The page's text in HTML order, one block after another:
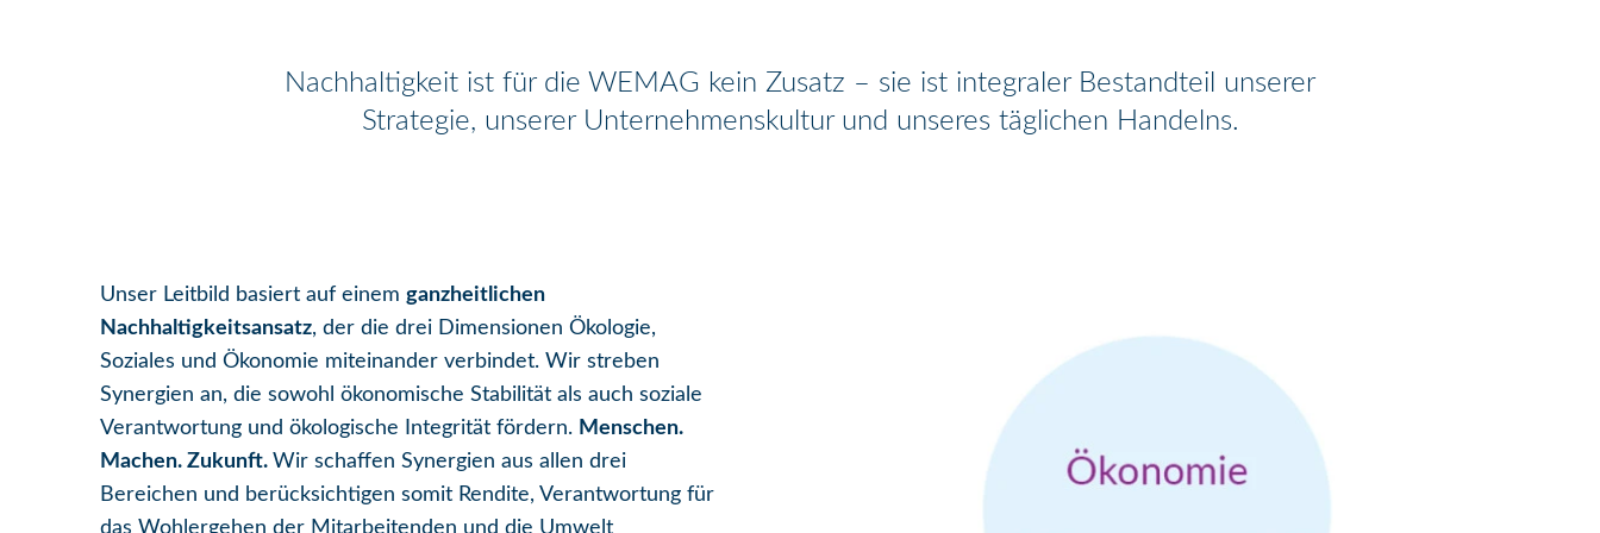
Nachhaltigkeit ist für die WEMAG kein Zusatz – sie ist integraler Bestandteil unserer
Strategie, unserer Unternehmenskultur und unseres täglichen Handelns.
Unser Leitbild basiert auf einem ganzheitlichen
Nachhaltigkeitsansatz, der die drei Dimensionen Ökologie,
Soziales und Ökonomie miteinander verbindet. Wir streben
Synergien an, die sowohl ökonomische Stabilität als auch soziale
Verantwortung und ökologische Integrität fördern. Menschen.
Machen. Zukunft. Wir schaffen Synergien aus allen drei
Bereichen und berücksichtigen somit Rendite, Verantwortung für
das Wohlergehen der Mitarbeitenden und die Umwelt